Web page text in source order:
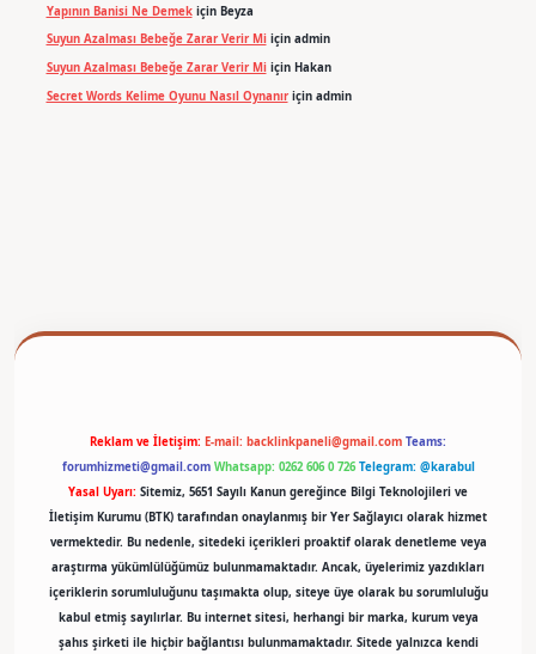
Yapının Banisi Ne Demekiçin Beyza
Suyun Azalması Bebeğe Zarar Verir Miiçin admin
Suyun Azalması Bebeğe Zarar Verir Miiçin Hakan
Secret Words Kelime Oyunu Nasıl Oynanıriçin admin
Reklam ve İletişim: E-mail: backlinkpaneli@gmail.com Teams:
forumhizmeti@gmail.com Whatsapp: 0262 606 0 726 Telegram: @karabul
Yasal Uyarı: Sitemiz, 5651 Sayılı Kanun gereğince Bilgi Teknolojileri ve
İletişim Kurumu (BTK) tarafından onaylanmış bir Yer Sağlayıcı olarak hizmet
vermektedir. Bu nedenle, sitedeki içerikleri proaktif olarak denetleme veya
araştırma yükümlülüğümüz bulunmamaktadır. Ancak, üyelerimiz yazdıkları
içeriklerin sorumluluğunu taşımakta olup, siteye üye olarak bu sorumluluğu
kabul etmiş sayılırlar. Bu internet sitesi, herhangi bir marka, kurum veya
şahıs şirketi ile hiçbir bağlantısı bulunmamaktadır. Sitede yalnızca kendi